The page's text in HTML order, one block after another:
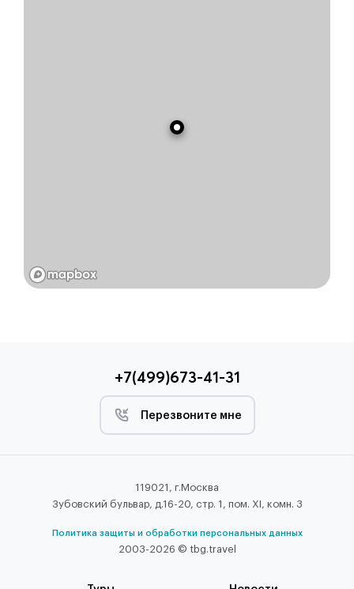
+7(499)673-41-31
Перезвоните мне
119021, г.Москва
Зубовский бульвар, д.16-20, стр. 1, пом. XI, комн. 3
Политика защиты и обработки персональных данных
2003-2026 © tbg.travel